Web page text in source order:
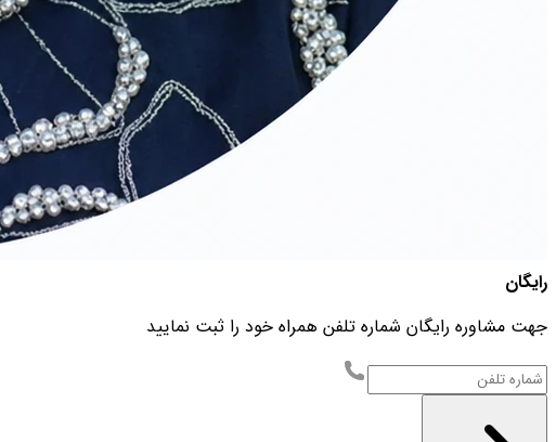
رایگان
جهت مشاوره رایگان شماره تلفن همراه خود را ثبت نمایید